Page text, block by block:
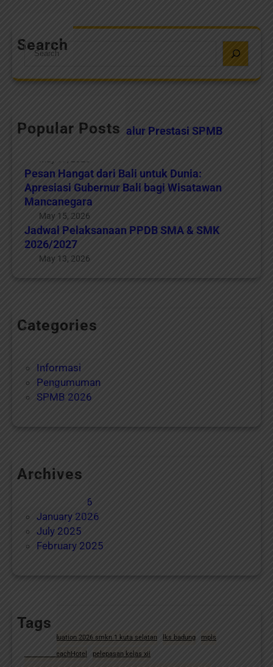
Search
S
a
h
Popular Posts
Panduan Penilaian Jalur Prestasi SPMB
Pesan Hangat dari Bali untuk Dunia:
Apresiasi Gubernur Bali bagi Wisatawan
Mancanegara
May 15, 2026
Jadwal Pelaksanaan PPDB SMA & SMK
2026/2027
May 13, 2026
Categories
Informasi
Pengumuman
SPMB 2026
Archives
March 2026
January 2026
July 2025
February 2025
Tags
graduation 2026 smkn 1 kuta selatan lks badung mpls
NusaDuaBeachHotel pelepasan kelas xii